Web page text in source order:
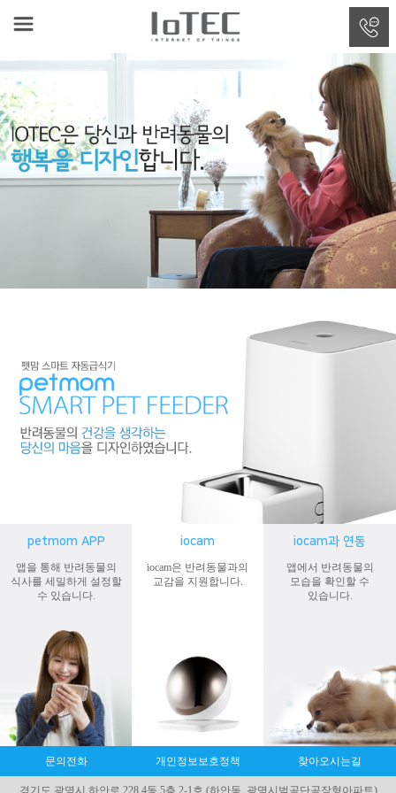
petmom APP
앱을 통해 반려동물의
식사를 세밀하게 설정 할
수 있습니다.
iocam
iocam은 반려동물과의
교감을 지원합니다.
iocam과 연동
앱에서 반려동물의
모습을 확인할 수
있습니다.
문의전화 개인정보보호정책 찾아오시는길
경기도 광명시 하안로 228 4동 5층 2-1호 (하안동, 광명시범공단공장형아파트)